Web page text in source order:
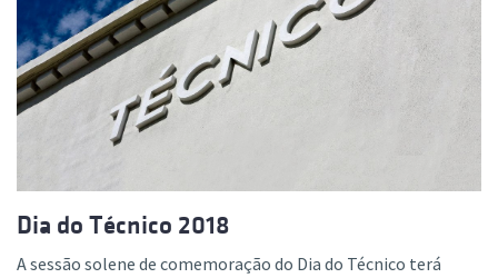
Dia do Técnico 2018
A sessão solene de comemoração do Dia do Técnico terá